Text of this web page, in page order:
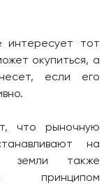
интересует тот
окупиться, а
если его
что рыночную
на
земли также
принципом